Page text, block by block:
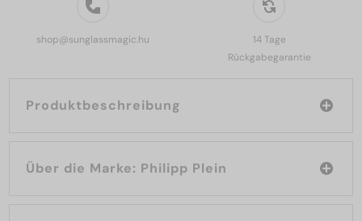
shop@sunglassmagic.hu
14 Tage
Rückgabegarantie
Produktbeschreibung
Über die Marke: Philipp Plein